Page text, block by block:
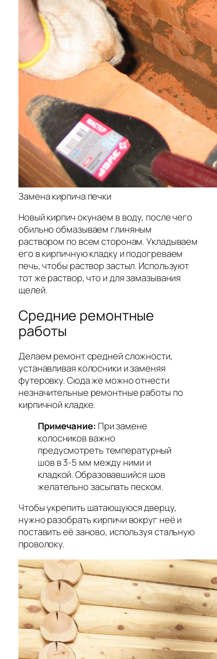
Замена кирпича печки
Новый кирпич окунаем в воду, после чего
обильно обмазываем глиняным
раствором по всем сторонам. Укладываем
его в кирпичную кладку и подогреваем
печь, чтобы раствор застыл. Используют
тот же раствор, что и для замазывания
щелей.
Средние ремонтные
работы
Делаем ремонт средней сложности,
устанавливая колосники и заменяя
футеровку. Сюда же можно отнести
незначительные ремонтные работы по
кирпичной кладке.
Примечание: При замене
колосников важно
предусмотреть температурный
шов в 3-5 мм между ними и
кладкой. Образовавшийся шов
желательно засыпать песком.
Чтобы укрепить шатающуюся дверцу,
нужно разобрать кирпичи вокруг неё и
поставить её заново, используя стальную
проволоку.